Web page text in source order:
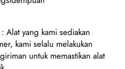
Alat yang kami sediakan
kami selalu melakukan
untuk memastikan alat